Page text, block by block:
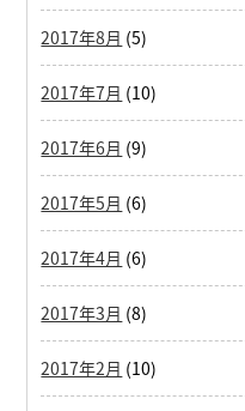
2017年8月 (5)
2017年7月 (10)
2017年6月 (9)
2017年5月 (6)
2017年4月 (6)
2017年3月 (8)
2017年2月 (10)